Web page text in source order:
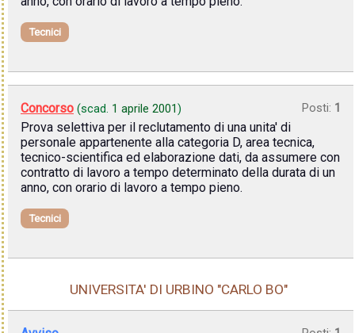
Tecnici
Concorso (scad. 1 aprile 2001) Posti: 1
Prova selettiva per il reclutamento di una unita' di
personale appartenente alla categoria D, area tecnica,
tecnico-scientifica ed elaborazione dati, da assumere con
contratto di lavoro a tempo determinato della durata di un
anno, con orario di lavoro a tempo pieno.
Tecnici
UNIVERSITA' DI URBINO "CARLO BO"